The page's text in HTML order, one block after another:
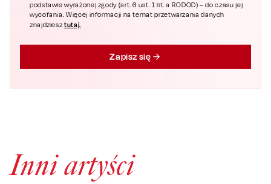
podstawie wyrażonej zgody (art. 6 ust. 1 lit. a RODOD) – do czasu jej
wycofania. Więcej informacji na temat przetwarzania danych
znajdziesztutaj.
Zapisz się
Inni artyści